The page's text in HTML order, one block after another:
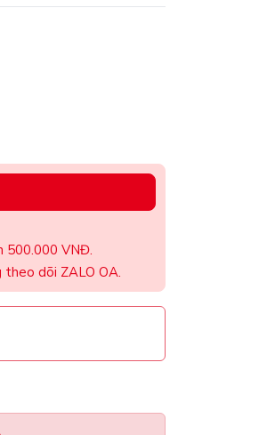
500.000 VNĐ.
theo dõi ZALO OA.